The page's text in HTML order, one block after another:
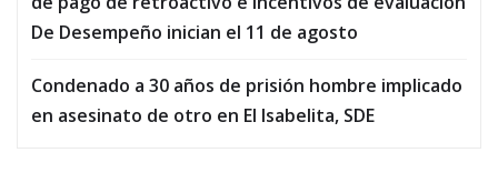
De Desempeño inician el 11 de agosto
Condenado a 30 años de prisión hombre implicado
en asesinato de otro en El Isabelita, SDE